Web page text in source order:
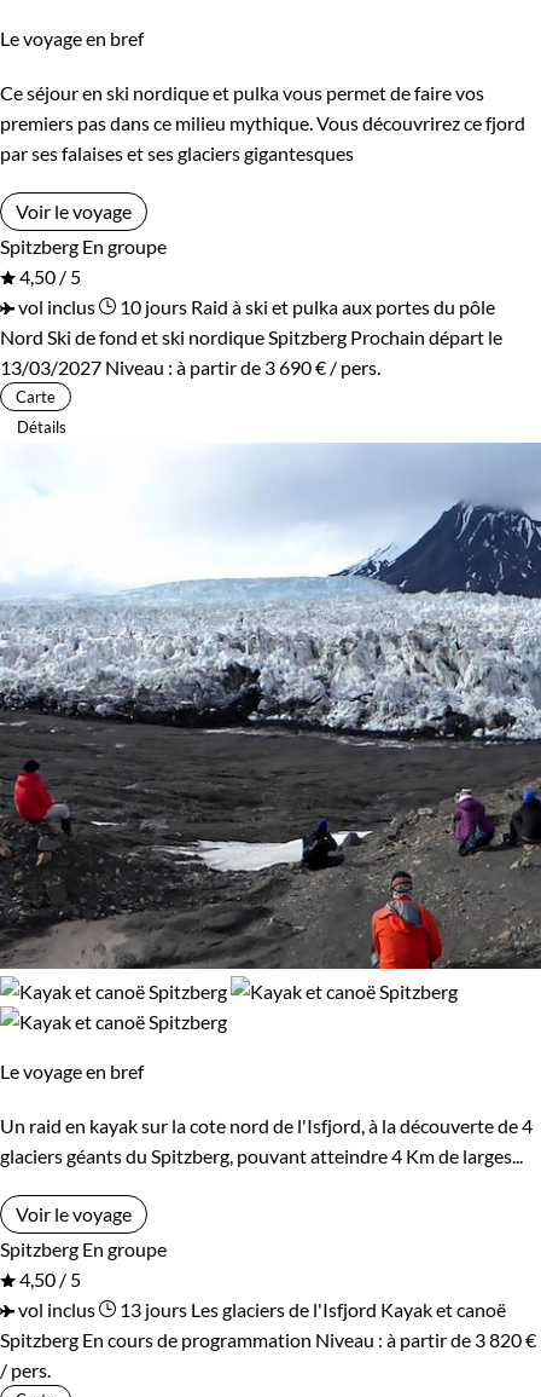
Le voyage en bref
Ce séjour en ski nordique et pulka vous permet de faire vos
premiers pas dans ce milieu mythique. Vous découvrirez ce fjord
par ses falaises et ses glaciers gigantesques
Voir le voyage
Spitzberg En groupe
4,50 / 5
vol inclus
10 jours Raid à ski et pulka aux portes du pôle
Nord Ski de fond et ski nordique Spitzberg Prochain départ le
13/03/2027 Niveau : à partir de 3 690 € / pers.
Carte
Détails
Le voyage en bref
Un raid en kayak sur la cote nord de l'Isfjord, à la découverte de 4
glaciers géants du Spitzberg, pouvant atteindre 4 Km de larges...
Voir le voyage
Spitzberg En groupe
4,50 / 5
vol inclus
13 jours Les glaciers de l'Isfjord Kayak et canoë
Spitzberg En cours de programmation Niveau : à partir de 3 820 €
/ pers.